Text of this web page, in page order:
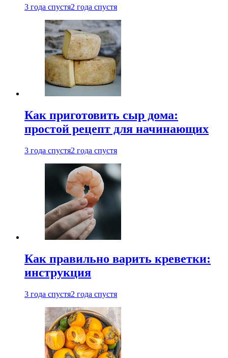
3 года спустя2 года спустя
Как приготовить сыр дома:
простой рецепт для начинающих
3 года спустя2 года спустя
Как правильно варить креветки:
инструкция
3 года спустя2 года спустя